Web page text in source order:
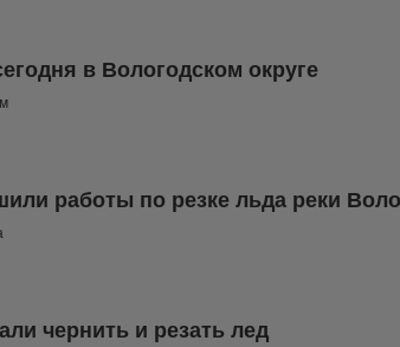
в Вологодском округе
работы по резке льда реки
чернить и резать лед